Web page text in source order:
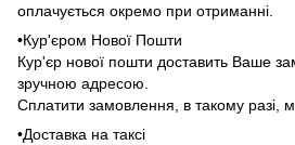
оплачується окремо при отриманні.
•Кур'єром Нової Пошти
Кур'єр нової пошти доставить Ваше
зручною адресою.
Сплатити замовлення, в такому разі,
•Доставка на таксі